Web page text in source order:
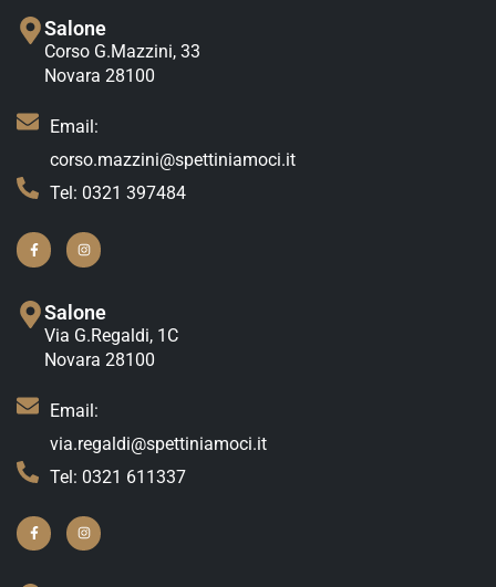
Salone
Corso G.Mazzini, 33
Novara 28100
Email:
corso.mazzini@spettiniamoci.it
Tel: 0321 397484
Salone
Via G.Regaldi, 1C
Novara 28100
Email:
via.regaldi@spettiniamoci.it
Tel: 0321 611337